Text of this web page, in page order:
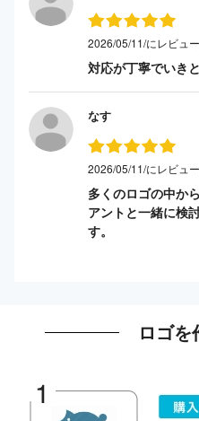
2026/05/11/にレビュ
対応が丁寧でいき
なす
2026/05/11/にレビュ
多くのロゴの中か
アントと一緒に検
す。
ロゴを